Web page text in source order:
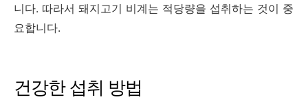
니다. 따라서 돼지고기 비계는 적당량을 섭취하는 것이 중
요합니다.
건강한 섭취 방법